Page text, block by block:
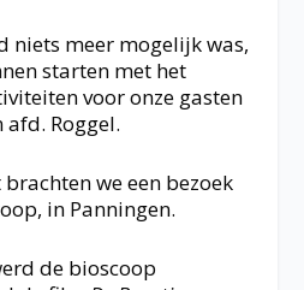
niets meer mogelijk was,
starten met het
voor onze gasten
Roggel.
we een bezoek
in Panningen.
de bioscoop